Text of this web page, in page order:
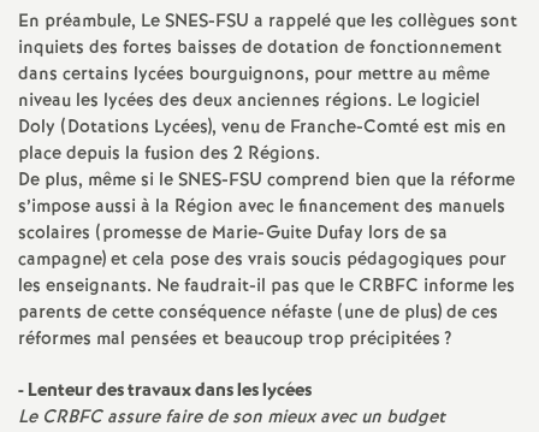
o
n
a
l
d
e
s
En préambule, Le SNES-FSU a rappelé que les collègues sont
inquiets des fortes baisses de dotation de fonctionnement
dans certains lycées bourguignons, pour mettre au même
niveau les lycées des deux anciennes régions. Le logiciel
Doly (Dotations Lycées), venu de Franche-Comté est mis en
place depuis la fusion des 2 Régions.
De plus, même si le SNES-FSU comprend bien que la réforme
s’impose aussi à la Région avec le financement des manuels
scolaires (promesse de Marie-Guite Dufay lors de sa
campagne) et cela pose des vrais soucis pédagogiques pour
les enseignants. Ne faudrait-il pas que le CRBFC informe les
parents de cette conséquence néfaste (une de plus) de ces
réformes mal pensées et beaucoup trop précipitées?
- Lenteur des travaux dans les lycées
Le CRBFC assure faire de son mieux avec un budget